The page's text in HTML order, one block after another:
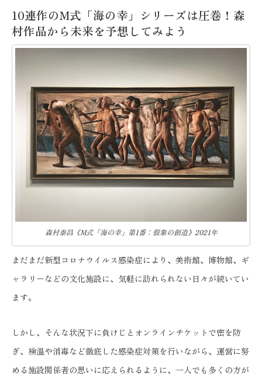
10連作のM式「海の幸」シリーズは圧巻！森
村作品から未来を予想してみよう
森村泰昌《M式「海の幸」第1番：假象の創造》2021年
まだまだ新型コロナウイルス感染症により、美術館、博物館、ギ
ャラリーなどの文化施設に、気軽に訪れられない日々が続いてい
ます。
しかし、そんな状況下に負けじとオンラインチケットで密を防
ぎ、検温や消毒など徹底した感染症対策を行いながら、運営に努
める施設関係者の思いに応えられるように、一人でも多くの方が